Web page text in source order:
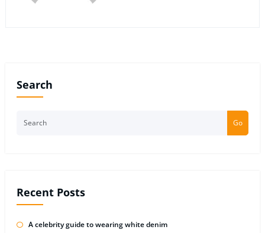
Search
Go
Recent Posts
A celebrity guide to wearing white denim